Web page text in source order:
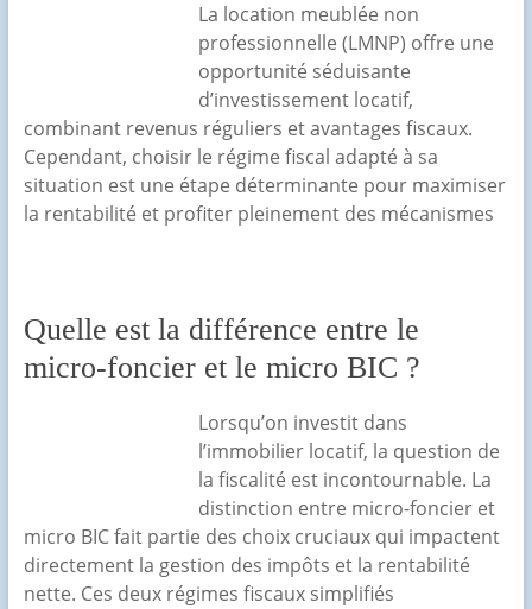
La location meublée non
professionnelle (LMNP) offre une
opportunité séduisante
d’investissement locatif,
combinant revenus réguliers et avantages fiscaux.
Cependant, choisir le régime fiscal adapté à sa
situation est une étape déterminante pour maximiser
la rentabilité et profiter pleinement des mécanismes
Quelle est la différence entre le
micro-foncier et le micro BIC ?
Lorsqu’on investit dans
l’immobilier locatif, la question de
la fiscalité est incontournable. La
distinction entre micro-foncier et
micro BIC fait partie des choix cruciaux qui impactent
directement la gestion des impôts et la rentabilité
nette. Ces deux régimes fiscaux simplifiés